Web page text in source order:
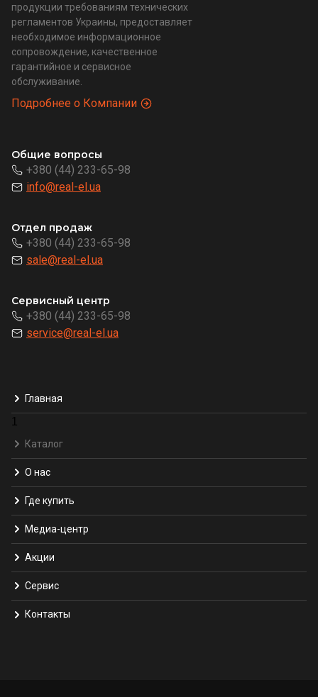
продукции требованиям технических
регламентов Украины, предоставляет
необходимое информационное
сопровождение, качественное
гарантийное и сервисное
обслуживание.
Подробнее о Компании
Общие вопросы
+380 (44) 233-65-98
info@real-el.ua
Отдел продаж
+380 (44) 233-65-98
sale@real-el.ua
Сервисный центр
+380 (44) 233-65-98
service@real-el.ua
Главная
1
Каталог
О нас
Где купить
Медиа-центр
Акции
Сервис
Контакты